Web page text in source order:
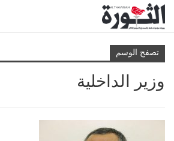
تصفح الوسم
وزير الداخلية